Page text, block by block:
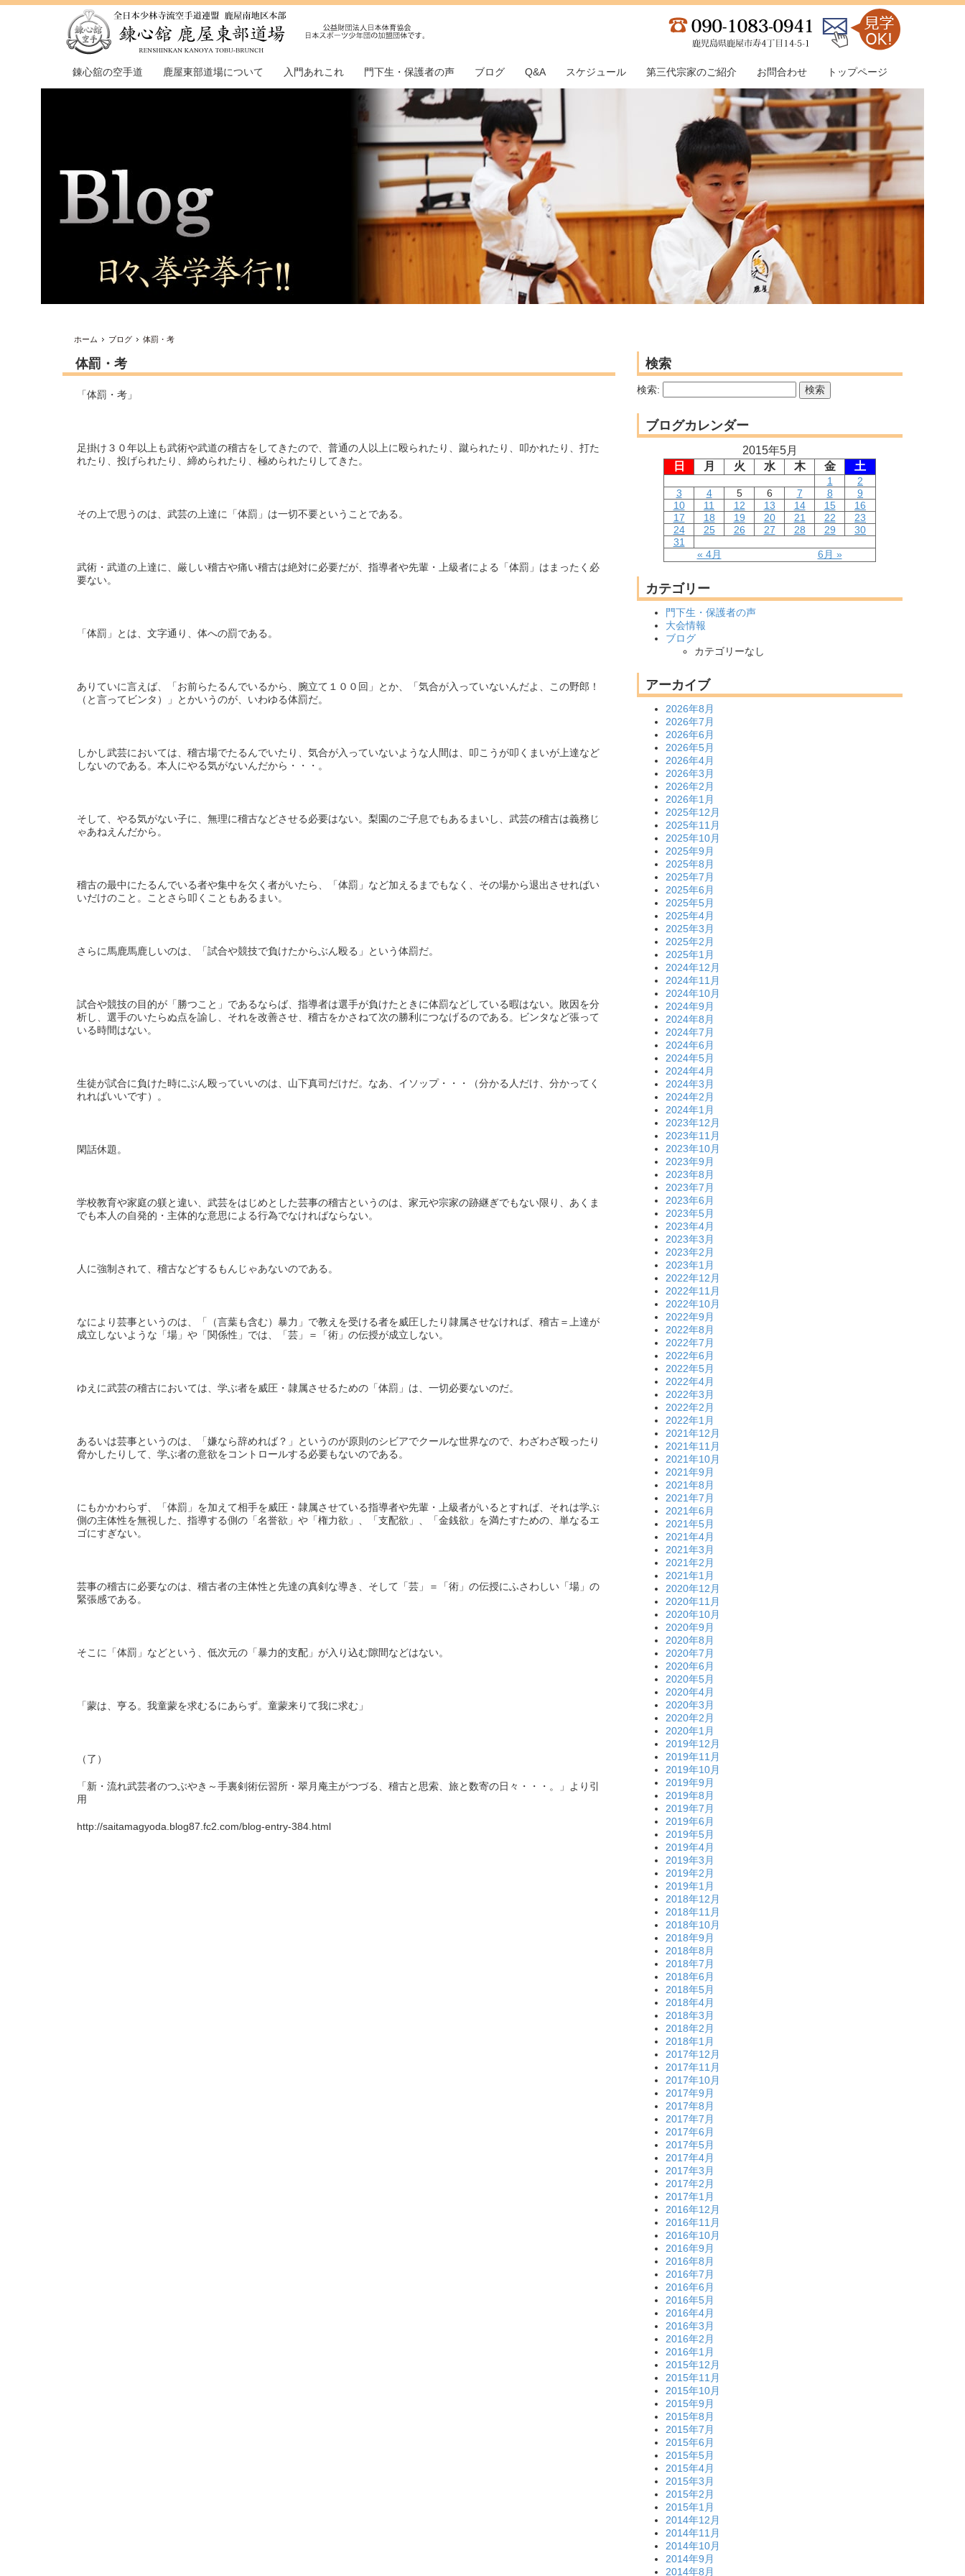
錬心舘の空手道 鹿屋東部道場について 入門あれこれ 門下生・保護者の声 ブログ Q&A スケジュール 第三代宗家のご紹介 お問合わせ トップページ
ホーム ブログ 体罰・考
体罰・考
「体罰・考」
足掛け３０年以上も武術や武道の稽古をしてきたので、普通の人以上に殴られたり、蹴られたり、叩かれたり、打た
れたり、投げられたり、締められたり、極められたりしてきた。
その上で思うのは、武芸の上達に「体罰」は一切不要ということである。
武術・武道の上達に、厳しい稽古や痛い稽古は絶対に必要だが、指導者や先輩・上級者による「体罰」はまったく必
要ない。
「体罰」とは、文字通り、体への罰である。
ありていに言えば、「お前らたるんでいるから、腕立て１００回」とか、「気合が入っていないんだよ、この野郎！
（と言ってビンタ）」とかいうのが、いわゆる体罰だ。
しかし武芸においては、稽古場でたるんでいたり、気合が入っていないような人間は、叩こうが叩くまいが上達など
しないのである。本人にやる気がないんだから・・・。
そして、やる気がない子に、無理に稽古などさせる必要はない。梨園のご子息でもあるまいし、武芸の稽古は義務じ
ゃあねえんだから。
稽古の最中にたるんでいる者や集中を欠く者がいたら、「体罰」など加えるまでもなく、その場から退出させればい
いだけのこと。ことさら叩くこともあるまい。
さらに馬鹿馬鹿しいのは、「試合や競技で負けたからぶん殴る」という体罰だ。
試合や競技の目的が「勝つこと」であるならば、指導者は選手が負けたときに体罰などしている暇はない。敗因を分
析し、選手のいたらぬ点を諭し、それを改善させ、稽古をかさねて次の勝利につなげるのである。ビンタなど張って
いる時間はない。
生徒が試合に負けた時にぶん殴っていいのは、山下真司だけだ。なあ、イソップ・・・（分かる人だけ、分かってく
れればいいです）。
閑話休題。
学校教育や家庭の躾と違い、武芸をはじめとした芸事の稽古というのは、家元や宗家の跡継ぎでもない限り、あくま
でも本人の自発的・主体的な意思による行為でなければならない。
人に強制されて、稽古などするもんじゃあないのである。
なにより芸事というのは、「（言葉も含む）暴力」で教えを受ける者を威圧したり隷属させなければ、稽古＝上達が
成立しないような「場」や「関係性」では、「芸」＝「術」の伝授が成立しない。
ゆえに武芸の稽古においては、学ぶ者を威圧・隷属させるための「体罰」は、一切必要ないのだ。
あるいは芸事というのは、「嫌なら辞めれば？」というのが原則のシビアでクールな世界なので、わざわざ殴ったり
脅かしたりして、学ぶ者の意欲をコントロールする必要もないのである。
にもかかわらず、「体罰」を加えて相手を威圧・隷属させている指導者や先輩・上級者がいるとすれば、それは学ぶ
側の主体性を無視した、指導する側の「名誉欲」や「権力欲」、「支配欲」、「金銭欲」を満たすための、単なるエ
ゴにすぎない。
芸事の稽古に必要なのは、稽古者の主体性と先達の真剣な導き、そして「芸」＝「術」の伝授にふさわしい「場」の
緊張感である。
そこに「体罰」などという、低次元の「暴力的支配」が入り込む隙間などはない。
「蒙は、亨る。我童蒙を求むるにあらず。童蒙来りて我に求む」
（了）
「新・流れ武芸者のつぶやき～手裏剣術伝習所・翠月庵主がつづる、稽古と思索、旅と数寄の日々・・・。」より引
用
http://saitamagyoda.blog87.fc2.com/blog-entry-384.html
検索
検索:
ブログカレンダー
2015年5月
日
月 火 水 木 金 土
« 4月 6月 »
1
2
3
4 5 6 7 8
9
10
11 12 13 14 15
16
17
18 19 20 21 22
23
24
25 26 27 28 29
30
31
カテゴリー
門下生・保護者の声
大会情報
ブログ
カテゴリーなし
アーカイブ
2026年8月
2026年7月
2026年6月
2026年5月
2026年4月
2026年3月
2026年2月
2026年1月
2025年12月
2025年11月
2025年10月
2025年9月
2025年8月
2025年7月
2025年6月
2025年5月
2025年4月
2025年3月
2025年2月
2025年1月
2024年12月
2024年11月
2024年10月
2024年9月
2024年8月
2024年7月
2024年6月
2024年5月
2024年4月
2024年3月
2024年2月
2024年1月
2023年12月
2023年11月
2023年10月
2023年9月
2023年8月
2023年7月
2023年6月
2023年5月
2023年4月
2023年3月
2023年2月
2023年1月
2022年12月
2022年11月
2022年10月
2022年9月
2022年8月
2022年7月
2022年6月
2022年5月
2022年4月
2022年3月
2022年2月
2022年1月
2021年12月
2021年11月
2021年10月
2021年9月
2021年8月
2021年7月
2021年6月
2021年5月
2021年4月
2021年3月
2021年2月
2021年1月
2020年12月
2020年11月
2020年10月
2020年9月
2020年8月
2020年7月
2020年6月
2020年5月
2020年4月
2020年3月
2020年2月
2020年1月
2019年12月
2019年11月
2019年10月
2019年9月
2019年8月
2019年7月
2019年6月
2019年5月
2019年4月
2019年3月
2019年2月
2019年1月
2018年12月
2018年11月
2018年10月
2018年9月
2018年8月
2018年7月
2018年6月
2018年5月
2018年4月
2018年3月
2018年2月
2018年1月
2017年12月
2017年11月
2017年10月
2017年9月
2017年8月
2017年7月
2017年6月
2017年5月
2017年4月
2017年3月
2017年2月
2017年1月
2016年12月
2016年11月
2016年10月
2016年9月
2016年8月
2016年7月
2016年6月
2016年5月
2016年4月
2016年3月
2016年2月
2016年1月
2015年12月
2015年11月
2015年10月
2015年9月
2015年8月
2015年7月
2015年6月
2015年5月
2015年4月
2015年3月
2015年2月
2015年1月
2014年12月
2014年11月
2014年10月
2014年9月
2014年8月